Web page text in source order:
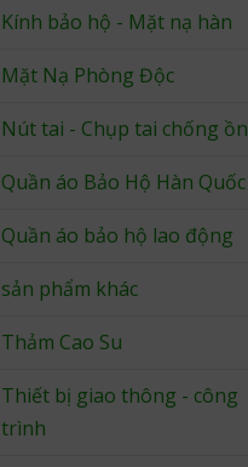
Kính bảo hộ - Mặt nạ hàn
Mặt Nạ Phòng Độc
Nút tai - Chụp tai chống ồn
Quần áo Bảo Hộ Hàn Quốc
Quần áo bảo hộ lao động
sản phẩm khác
Thảm Cao Su
Thiết bị giao thông - công
trình